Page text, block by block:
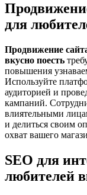
для
Продвижение
вкусно поесть
повышения
Используйте
аудиторией и
кампаний.
влиятельными
и делиться своим
охват вашего
SEO для
любителей